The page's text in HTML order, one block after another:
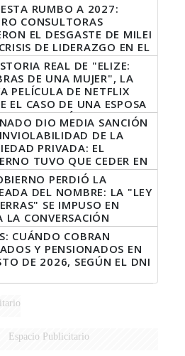
RUMBO A 2027:
CONSULTORAS
EL DESGASTE DE MILEI
DE LIDERAZGO EN EL
REAL DE "ELIZE:
DE UNA MUJER", LA
PELÍCULA DE NETFLIX
EL CASO DE UNA ESPOSA
A SU
DIO MEDIA SANCIÓN
DE LA
PRIVADA: EL
TUVO QUE CEDER EN
DEL MANEJO DEL FUEGO
PERDIÓ LA
DEL NOMBRE: LA "LEY
SE IMPUSO EN
LA CONVERSACIÓN
CUÁNDO COBRAN
Y PENSIONADOS EN
DE 2026, SEGÚN EL DNI
Espacio Publicitario